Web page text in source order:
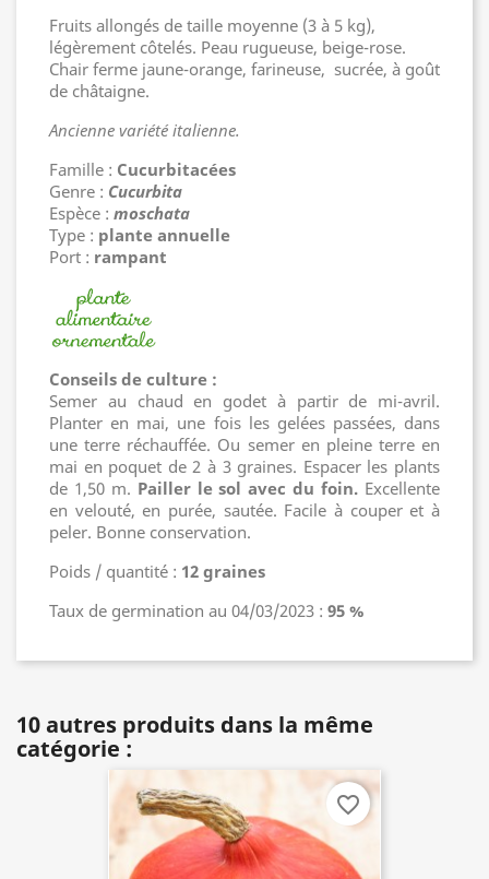
Fruits allongés de taille moyenne (3 à 5 kg),
légèrement côtelés. Peau rugueuse, beige-rose.
Chair ferme jaune-orange, farineuse, sucrée, à goût
de châtaigne.
Ancienne variété italienne.
Famille : Cucurbitacées
Genre : Cucurbita
Espèce : moschata
Type : plante annuelle
Port : rampant
Conseils de culture :
Semer au chaud en godet à partir de mi-avril.
Planter en mai, une fois les gelées passées, dans
une terre réchauffée. Ou semer en pleine terre en
mai en poquet de 2 à 3 graines. Espacer les plants
de 1,50 m. Pailler le sol avec du foin. Excellente
en velouté, en purée, sautée. Facile à couper et à
peler. Bonne conservation.
Poids / quantité : 12 graines
Taux de germination au 04/03/2023 : 95 %
10 autres produits dans la même
catégorie :
favorite_border